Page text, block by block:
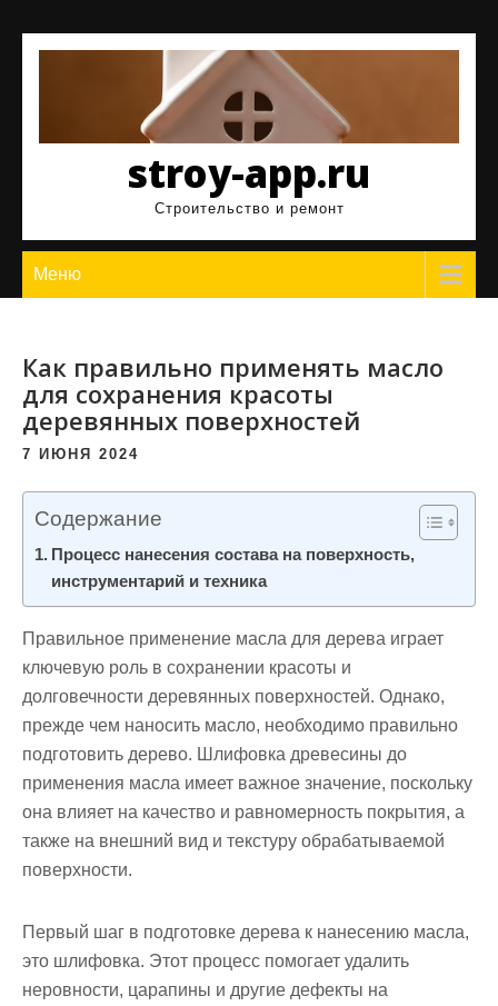
stroy-app.ru
Строительство и ремонт
Меню
Как правильно применять масло
для сохранения красоты
деревянных поверхностей
7 ИЮНЯ 2024
Содержание
Процесс нанесения состава на поверхность,
инструментарий и техника
Правильное применение масла для дерева играет
ключевую роль в сохранении красоты и
долговечности деревянных поверхностей. Однако,
прежде чем наносить масло, необходимо правильно
подготовить дерево. Шлифовка древесины до
применения масла имеет важное значение, поскольку
она влияет на качество и равномерность покрытия, а
также на внешний вид и текстуру обрабатываемой
поверхности.
Первый шаг в подготовке дерева к нанесению масла,
это шлифовка. Этот процесс помогает удалить
неровности, царапины и другие дефекты на